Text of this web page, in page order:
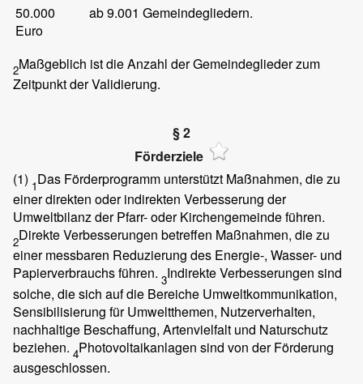
50.000
Euro
ab 9.001 Gemeindegliedern.
2Maßgeblich ist die Anzahl der Gemeindeglieder zum
Zeitpunkt der Validierung.
§ 2
Förderziele
(1) 1Das Förderprogramm unterstützt Maßnahmen, die zu
einer direkten oder indirekten Verbesserung der
Umweltbilanz der Pfarr- oder Kirchengemeinde führen.
2Direkte Verbesserungen betreffen Maßnahmen, die zu
einer messbaren Reduzierung des Energie-, Wasser- und
Papierverbrauchs führen. 3Indirekte Verbesserungen sind
solche, die sich auf die Bereiche Umweltkommunikation,
Sensibilisierung für Umweltthemen, Nutzerverhalten,
nachhaltige Beschaffung, Artenvielfalt und Naturschutz
beziehen. 4Photovoltaikanlagen sind von der Förderung
ausgeschlossen.